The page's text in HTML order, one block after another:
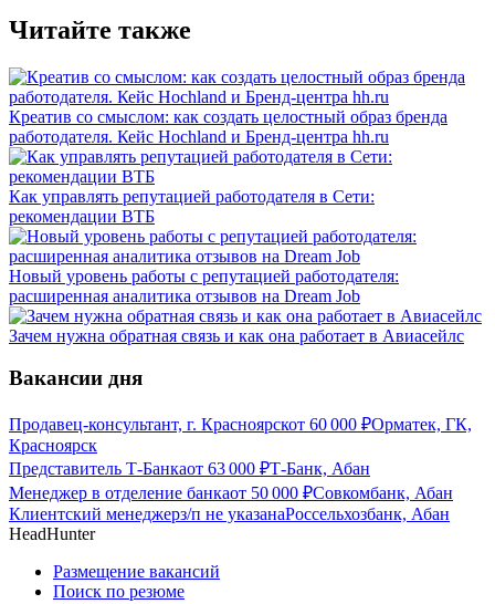
Читайте также
Креатив со смыслом: как создать целостный образ бренда
работодателя. Кейс Hochland и Бренд-центра hh.ru
Как управлять репутацией работодателя в Сети:
рекомендации ВТБ
Новый уровень работы с репутацией работодателя:
расширенная аналитика отзывов на Dream Job
Зачем нужна обратная связь и как она работает в Авиасейлс
Вакансии дня
Продавец-консультант, г. Красноярскот 60 000 ₽Орматек, ГК,
Красноярск
Представитель Т-Банкаот 63 000 ₽Т-Банк, Абан
Менеджер в отделение банкаот 50 000 ₽Совкомбанк, Абан
Клиентский менеджерз/п не указанаРоссельхозбанк, Абан
HeadHunter
Размещение вакансий
Поиск по резюме